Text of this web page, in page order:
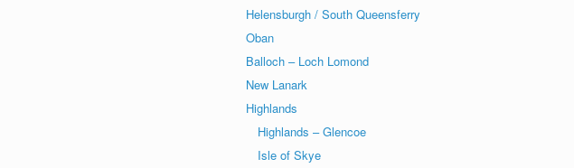
Helensburgh / South Queensferry
Oban
Balloch – Loch Lomond
New Lanark
Highlands
Highlands – Glencoe
Isle of Skye